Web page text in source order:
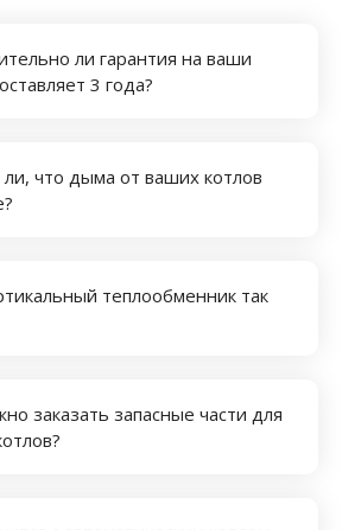
ли гарантия на ваши
3 года?
что дыма от ваших котлов
теплообменник так
заказать запасные части для